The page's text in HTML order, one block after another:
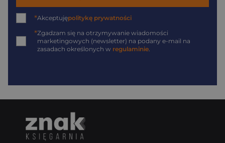
*Akceptujępolitykę prywatności
*Zgadzam się na otrzymywanie wiadomości
marketingowych (newsletter) na podany e-mail na
zasadach określonych w regulaminie.